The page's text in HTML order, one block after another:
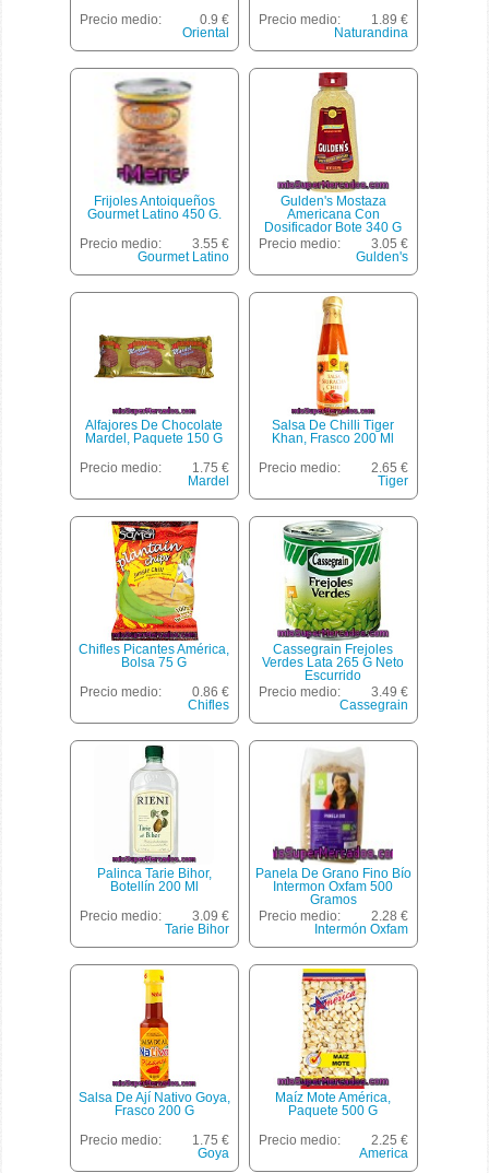
Precio medio:
0.9 €
Oriental
Precio medio:
1.89 €
Naturandina
Frijoles Antoiqueños
Gourmet Latino 450 G.
Precio medio:
3.55 €
Gourmet Latino
Gulden's Mostaza
Americana Con
Dosificador Bote 340 G
Precio medio:
3.05 €
Gulden's
Alfajores De Chocolate
Mardel, Paquete 150 G
Precio medio:
1.75 €
Mardel
Salsa De Chilli Tiger
Khan, Frasco 200 Ml
Precio medio:
2.65 €
Tiger
Chifles Picantes América,
Bolsa 75 G
Precio medio:
0.86 €
Chifles
Cassegrain Frejoles
Verdes Lata 265 G Neto
Escurrido
Precio medio:
3.49 €
Cassegrain
Palinca Tarie Bihor,
Botellín 200 Ml
Precio medio:
3.09 €
Tarie Bihor
Panela De Grano Fino Bío
Intermon Oxfam 500
Gramos
Precio medio:
2.28 €
Intermón Oxfam
Salsa De Ají Nativo Goya,
Frasco 200 G
Precio medio:
1.75 €
Goya
Maíz Mote América,
Paquete 500 G
Precio medio:
2.25 €
America